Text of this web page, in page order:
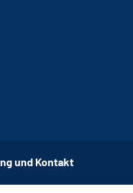
und Kontakt